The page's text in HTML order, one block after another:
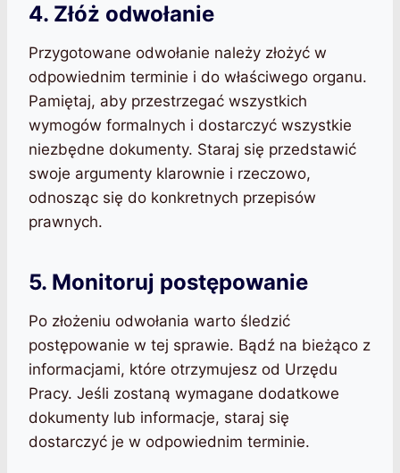
4. Złóż odwołanie
Przygotowane odwołanie należy złożyć w
odpowiednim terminie i do właściwego organu.
Pamiętaj, aby przestrzegać wszystkich
wymogów formalnych i dostarczyć wszystkie
niezbędne dokumenty. Staraj się przedstawić
swoje argumenty klarownie i rzeczowo,
odnosząc się do konkretnych przepisów
prawnych.
5. Monitoruj postępowanie
Po złożeniu odwołania warto śledzić
postępowanie w tej sprawie. Bądź na bieżąco z
informacjami, które otrzymujesz od Urzędu
Pracy. Jeśli zostaną wymagane dodatkowe
dokumenty lub informacje, staraj się
dostarczyć je w odpowiednim terminie.